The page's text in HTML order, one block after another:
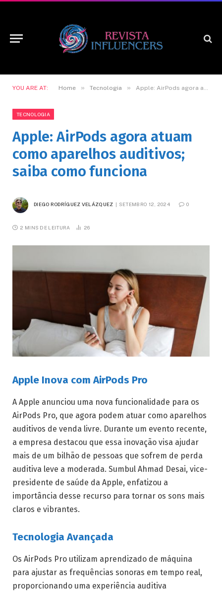
YOU ARE AT: Home » Tecnologia » Apple: AirPods agora atuam como aparelhos auditivos; saiba como funciona
TECNOLOGIA
Apple: AirPods agora atuam
como aparelhos auditivos;
saiba como funciona
DIEGO RODRÍGUEZ VELÁZQUEZ SETEMBRO 12, 2024 0
2 MINS DE LEITURA 26
Apple Inova com AirPods Pro
A Apple anunciou uma nova funcionalidade para os
AirPods Pro, que agora podem atuar como aparelhos
auditivos de venda livre. Durante um evento recente,
a empresa destacou que essa inovação visa ajudar
mais de um bilhão de pessoas que sofrem de perda
auditiva leve a moderada. Sumbul Ahmad Desai, vice-
presidente de saúde da Apple, enfatizou a
importância desse recurso para tornar os sons mais
claros e vibrantes.
Tecnologia Avançada
Os AirPods Pro utilizam aprendizado de máquina
para ajustar as frequências sonoras em tempo real,
proporcionando uma experiência auditiva